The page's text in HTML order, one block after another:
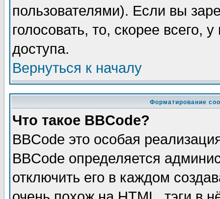
пользователями). Если вы
голосовать, то, скорее всего,
доступа.
Вернуться к началу
Форматирование
Что такое BBCode?
BBCode это особая
BBCode определяется
отключить его в каждом